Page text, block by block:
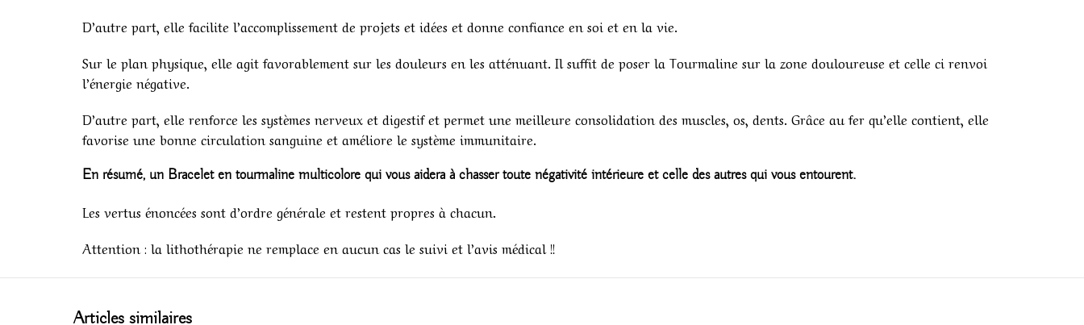
D’autre part, elle facilite l’accomplissement de projets et idées et donne confiance en soi et en la vie.
Sur le plan physique, elle agit favorablement sur les douleurs en les atténuant. Il suffit de poser la Tourmaline sur la zone douloureuse et celle ci renvoi
l’énergie négative.
D’autre part, elle renforce les systèmes nerveux et digestif et permet une meilleure consolidation des muscles, os, dents. Grâce au fer qu’elle contient, elle
favorise une bonne circulation sanguine et améliore le système immunitaire.
En résumé, un Bracelet en tourmaline multicolore qui vous aidera à chasser toute négativité intérieure et celle des autres qui vous entourent.
Les vertus énoncées sont d’ordre générale et restent propres à chacun.
Attention : la lithothérapie ne remplace en aucun cas le suivi et l’avis médical !!
Articles similaires